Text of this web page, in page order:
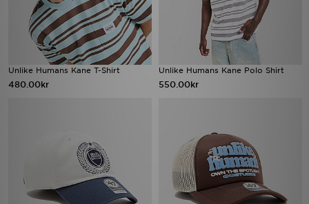
Unlike Humans Kane T-Shirt
480.00kr
Unlike Humans Kane Polo Shirt
550.00kr